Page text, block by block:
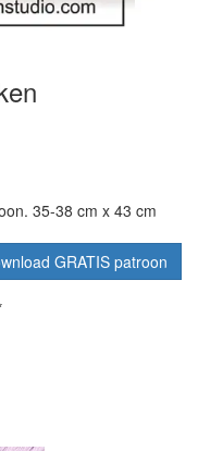
35-38 cm x 43 cm
GRATIS patroon